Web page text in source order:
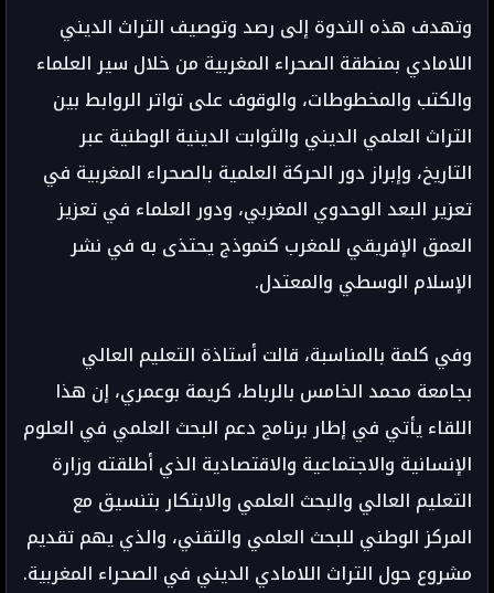
وتهدف هذه الندوة إلى رصد وتوصيف التراث الديني
اللامادي بمنطقة الصحراء المغربية من خلال سير العلماء
والكتب والمخطوطات، والوقوف على تواتر الروابط بين
التراث العلمي الديني والثوابت الدينية الوطنية عبر
التاريخ، وإبراز دور الحركة العلمية بالصحراء المغربية في
تعزير البعد الوحدوي المغربي، ودور العلماء في تعزيز
العمق الإفريقي للمغرب كنموذج يحتذى به في نشر
الإسلام الوسطي والمعتدل.
وفي كلمة بالمناسبة، قالت أستاذة التعليم العالي
بجامعة محمد الخامس بالرباط، كريمة بوعمري، إن هذا
اللقاء يأتي في إطار برنامج دعم البحث العلمي في العلوم
الإنسانية والاجتماعية والاقتصادية الذي أطلقته وزارة
التعليم العالي والبحث العلمي والابتكار بتنسيق مع
المركز الوطني للبحث العلمي والتقني، والذي يهم تقديم
مشروع حول التراث اللامادي الديني في الصحراء المغربية.